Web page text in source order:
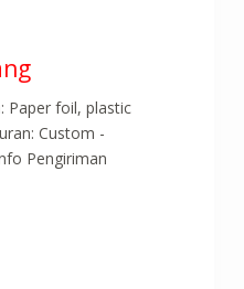
Paper foil, plastic
Custom -
Pengiriman